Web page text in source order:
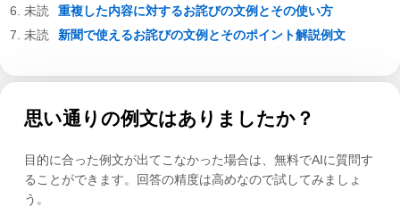
重複した内容に対するお詫びの文例とその使い方
新聞で使えるお詫びの文例とそのポイント解説例文
思い通りの例文はありましたか？
目的に合った例文が出てこなかった場合は、無料でAIに質問す
ることができます。回答の精度は高めなので試してみましょ
う。